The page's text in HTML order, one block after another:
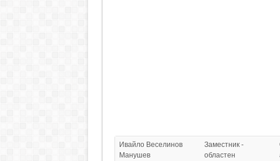
Ивайло Веселинов
Манушев
Заместник -
областен